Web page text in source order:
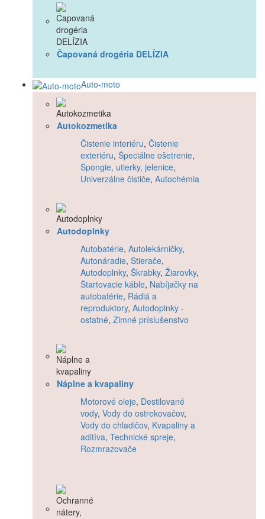
Čapovaná drogéria DELÍZIA
Auto-moto
Autokozmetika
Čistenie interiéru, Čistenie
exteriéru, Špeciálne ošetrenie,
Špongie, utierky, jelenice,
Univerzálne čističe, Autochémia
Autodoplnky
Autobatérie, Autolekárničky,
Autonáradie, Stierače,
Autodoplnky, Škrabky, Žiarovky,
Štartovacie káble, Nabíjačky na
autobatérie, Rádiá a
reproduktory, Autodoplnky -
ostatné, Zimné príslušenstvo
Náplne a kvapaliny
Motorové oleje, Destilované
vody, Vody do ostrekovačov,
Vody do chladičov, Kvapaliny a
aditíva, Technické spreje,
Rozmrazovače